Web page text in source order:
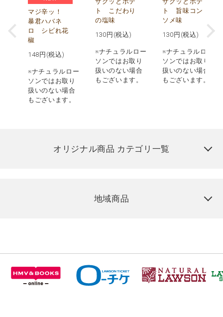
マジ辛ッ！
暴君ハバネ
ロ シビれ花
椒
148 円(税込)
※ナチュラルロー
ソンではお取り
扱いのない場合
もございます。
ト こだわり
の塩味
130 円(税込)
※ナチュラルロー
ソンではお取り
扱いのない場合
もございます。
ト 旨味コン
ソメ味
130 円(税込)
※ナチュラルロー
ソンではお取り
扱いのない場合
もございます。
オリジナル商品 カテゴリ一覧
地域商品